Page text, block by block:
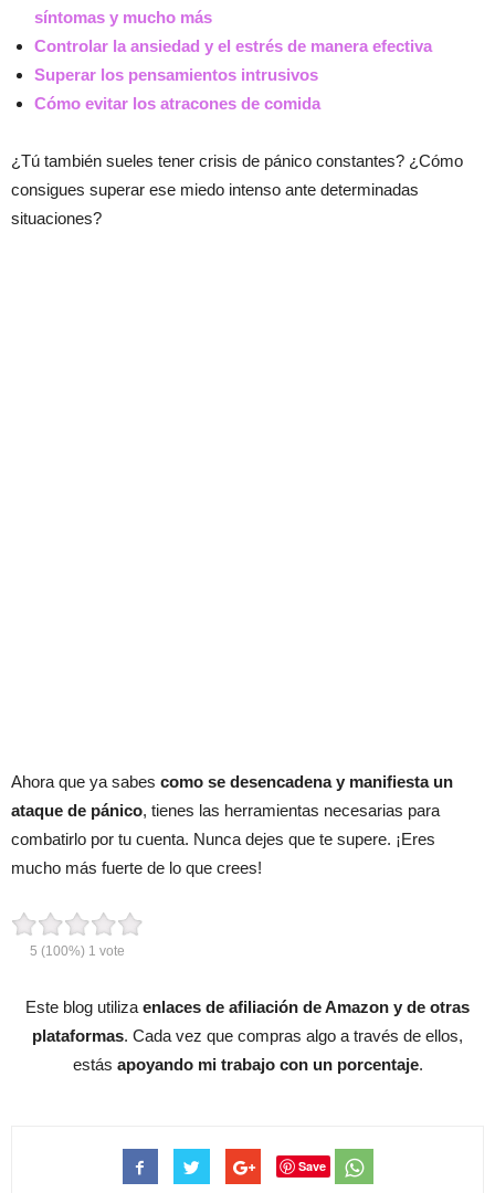
síntomas y mucho más
Controlar la ansiedad y el estrés de manera efectiva
Superar los pensamientos intrusivos
Cómo evitar los atracones de comida
¿Tú también sueles tener crisis de pánico constantes? ¿Cómo
consigues superar ese miedo intenso ante determinadas
situaciones?
Ahora que ya sabes como se desencadena y manifiesta un
ataque de pánico, tienes las herramientas necesarias para
combatirlo por tu cuenta. Nunca dejes que te supere. ¡Eres
mucho más fuerte de lo que crees!
5 (100%) 1 vote
Este blog utiliza enlaces de afiliación de Amazon y de otras
plataformas. Cada vez que compras algo a través de ellos,
estás apoyando mi trabajo con un porcentaje.
Save